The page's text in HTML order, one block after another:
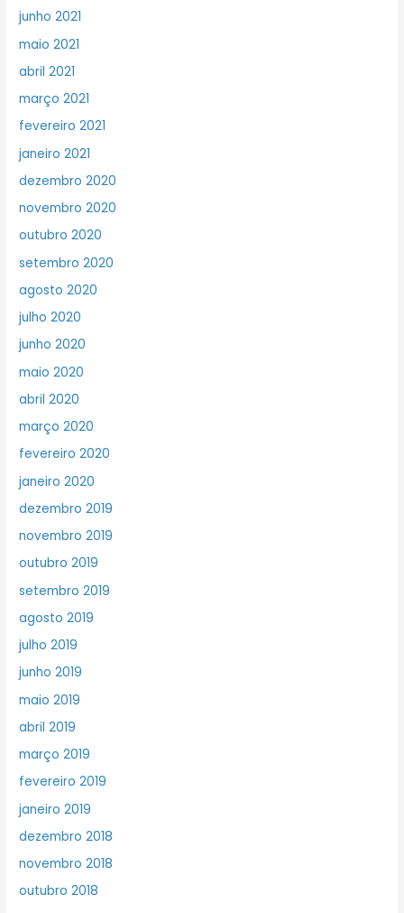
junho 2021
maio 2021
abril 2021
março 2021
fevereiro 2021
janeiro 2021
dezembro 2020
novembro 2020
outubro 2020
setembro 2020
agosto 2020
julho 2020
junho 2020
maio 2020
abril 2020
março 2020
fevereiro 2020
janeiro 2020
dezembro 2019
novembro 2019
outubro 2019
setembro 2019
agosto 2019
julho 2019
junho 2019
maio 2019
abril 2019
março 2019
fevereiro 2019
janeiro 2019
dezembro 2018
novembro 2018
outubro 2018